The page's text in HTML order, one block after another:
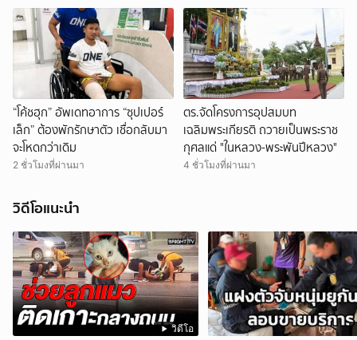
“โค้ชฮุก” อัพเดทอาการ “ซุปเปอร์
เล็ก” ต้องพักรักษาตัว เชื่อกลับมา
จะโหดกว่าเดิม
2 ชั่วโมงที่ผ่านมา
ตร.จัดโครงการอุปสมบท
เฉลิมพระเกียรติ ถวายเป็นพระราช
กุศลแด่ "ในหลวง-พระพันปีหลวง"
4 ชั่วโมงที่ผ่านมา
วิดีโอแนะนำ
วิดีโอ